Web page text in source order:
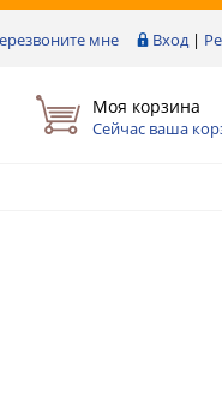
мне Вход |
Моя корзина
Сейчас ваша